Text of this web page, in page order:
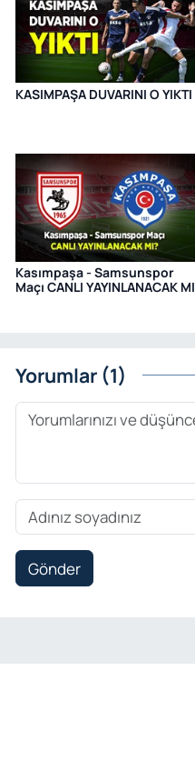
KASIMPAŞA DUVARINI O YIKTI
Kasımpaşa - Samsunspor
Maçı CANLI YAYINLANACAK MI
Yorumlar (1)
Gönder